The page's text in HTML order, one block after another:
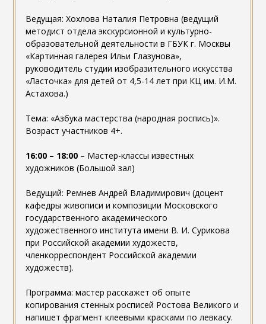
Ведущая: Хохлова Наталия Петровна (ведущий
методист отдела экскурсионной и культурно-
образовательной деятельности в ГБУК г. Москвы
«Картинная галерея Ильи Глазунова»,
руководитель студии изобразительного искусства
«Ласточка» для детей от 4,5-14 лет при КЦ им. И.М.
Астахова.)
Тема: «Азбука мастерства (народная роспись)».
Возраст участников 4+.
16:00 – 18:00– Мастер-классы известных
художников (Большой зал)
Ведущий: Ремнев Андрей Владимирович (доцент
кафедры живописи и композиции Московского
государственного академического
художественного института имени В. И. Сурикова
при Российской академии художеств,
членкорреспондент Российской академии
художеств).
Программа: мастер расскажет об опыте
копирования стенных росписей Ростова Великого и
напишет фрагмент клеевыми красками по левкасу.